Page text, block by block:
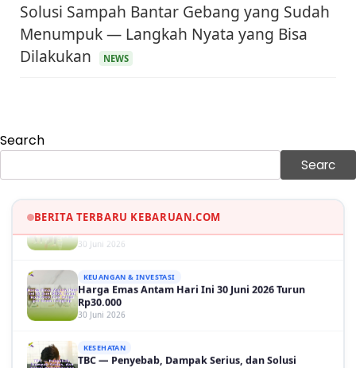
Solusi Sampah Bantar Gebang yang Sudah
Menumpuk — Langkah Nyata yang Bisa
Dilakukan
NEWS
Search
Searc
BERITA TERBARU KEBARUAN.COM
KEUANGAN & INVESTASI
Harga Minyak Dunia Hari Ini Naik, WTI dan Brent
Sama-sama Menguat
30 Juni 2026
OLAH RAGA
30 Juni 2026
KEUANGAN & INVESTASI
Rp30.000
30 Juni 2026
KESEHATAN
Penyembuhan yang Efektif
29 Juni 2026